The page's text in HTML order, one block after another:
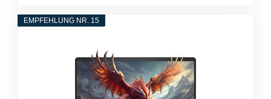
EMPFEHLUNG NR. 15